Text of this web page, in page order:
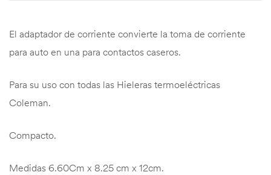
El adaptador de corriente convierte la toma de corriente
para auto en una para contactos caseros.
Para su uso con todas las Hieleras termoeléctricas
Coleman.
Compacto.
Medidas 6.60Cm x 8.25 cm x 12cm.